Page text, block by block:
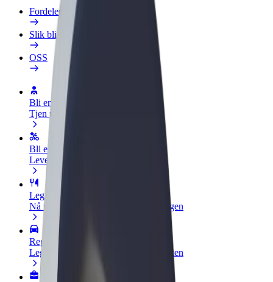
Fordeler
Slik blir du med
OSS
Bli en sjåfør
Tjen penger på egne vilkår
Bli et leveringsbud
Lever mat og få betalt ukentlig
Legg til en restaurant eller butikk
Nå ut til flere kunder og øk inntjeningen
Registrer deg som flåteeier
Legg til flåten din i Bolt og øk inntekten